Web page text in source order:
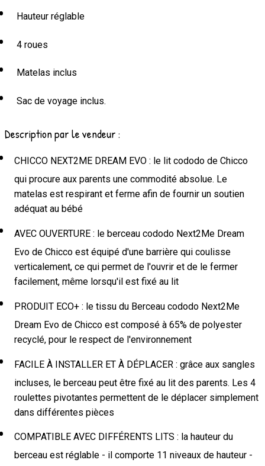
Hauteur réglable
4 roues
Matelas inclus
Sac de voyage inclus.
Description par le vendeur :
CHICCO NEXT2ME DREAM EVO : le lit cododo de Chicco
qui procure aux parents une commodité absolue. Le
matelas est respirant et ferme afin de fournir un soutien
adéquat au bébé
AVEC OUVERTURE : le berceau cododo Next2Me Dream
Evo de Chicco est équipé d'une barrière qui coulisse
verticalement, ce qui permet de l'ouvrir et de le fermer
facilement, même lorsqu'il est fixé au lit
PRODUIT ECO+ : le tissu du Berceau cododo Next2Me
Dream Evo de Chicco est composé à 65% de polyester
recyclé, pour le respect de l'environnement
FACILE À INSTALLER ET À DÉPLACER : grâce aux sangles
incluses, le berceau peut être fixé au lit des parents. Les 4
roulettes pivotantes permettent de le déplacer simplement
dans différentes pièces
COMPATIBLE AVEC DIFFÉRENTS LITS : la hauteur du
berceau est réglable - il comporte 11 niveaux de hauteur -